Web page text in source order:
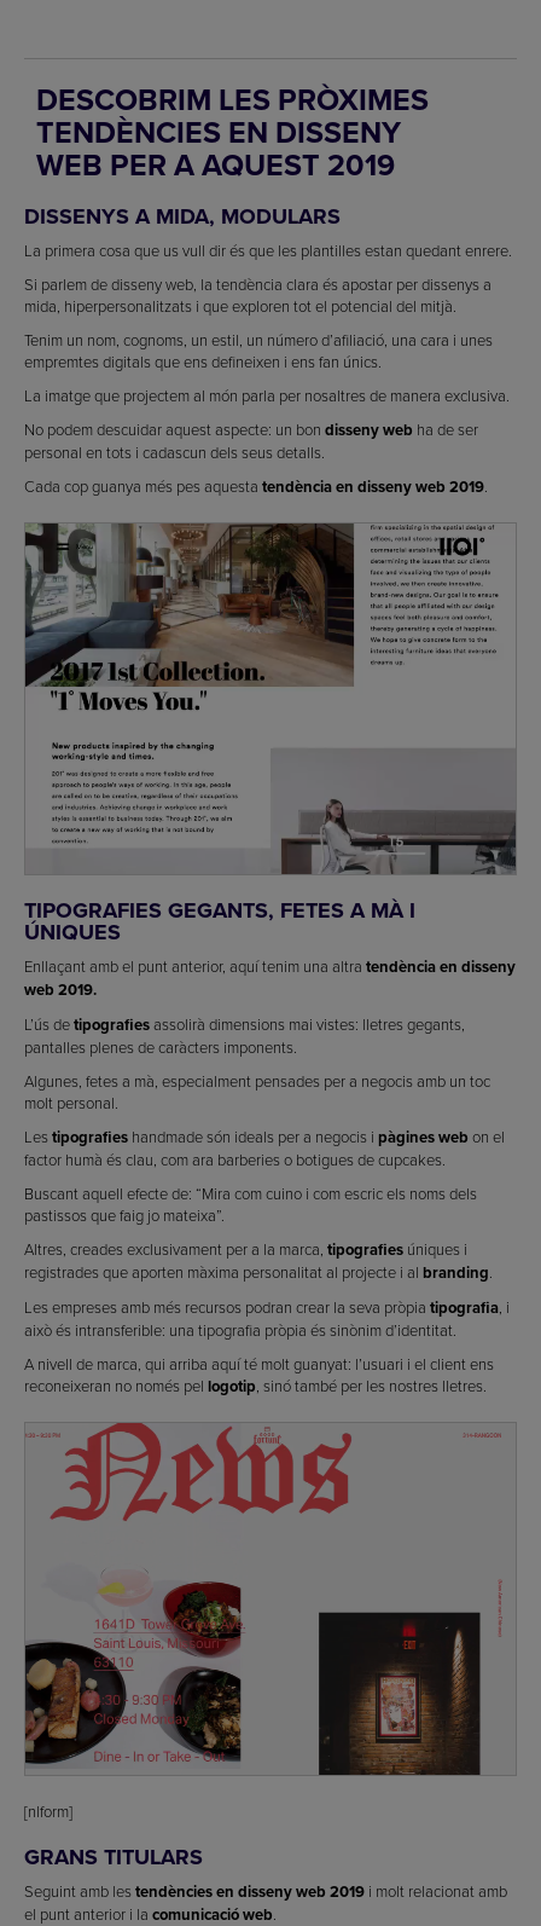
DESCOBRIM LES PRÒXIMES
TENDÈNCIES EN DISSENY
WEB PER A AQUEST 2019
DISSENYS A MIDA, MODULARS
La primera cosa que us vull dir és que les plantilles estan quedant enrere.
Si parlem de disseny web, la tendència clara és apostar per dissenys a
mida, hiperpersonalitzats i que exploren tot el potencial del mitjà.
Tenim un nom, cognoms, un estil, un número d’afiliació, una cara i unes
empremtes digitals que ens defineixen i ens fan únics.
La imatge que projectem al món parla per nosaltres de manera exclusiva.
No podem descuidar aquest aspecte: un bon disseny web ha de ser
personal en tots i cadascun dels seus detalls.
Cada cop guanya més pes aquesta tendència en disseny web 2019.
TIPOGRAFIES GEGANTS, FETES A MÀ I
ÚNIQUES
Enllaçant amb el punt anterior, aquí tenim una altra tendència en disseny
web 2019.
L’ús detipografiesassolirà dimensions mai vistes: lletres gegants,
pantalles plenes de caràcters imponents.
Algunes, fetes a mà, especialment pensades per a negocis amb un toc
molt personal.
Les tipografies handmade són ideals per a negocis i pàgines web on el
factor humà és clau, com ara barberies o botigues de cupcakes.
Buscant aquell efecte de: “Mira com cuino i com escric els noms dels
pastissos que faig jo mateixa”.
Altres, creades exclusivament per a la marca, tipografies úniques i
registrades que aporten màxima personalitat al projecte i al branding.
Les empreses amb més recursos podran crear la seva pròpia tipografia, i
això és intransferible: una tipografia pròpia és sinònim d’identitat.
A nivell de marca, qui arriba aquí té molt guanyat: l’usuari i el client ens
reconeixeran no només pel logotip, sinó també per les nostres lletres.
[nlform]
GRANS TITULARS
Seguint amb les tendències en disseny web 2019 i molt relacionat amb
el punt anterior i la comunicació web.